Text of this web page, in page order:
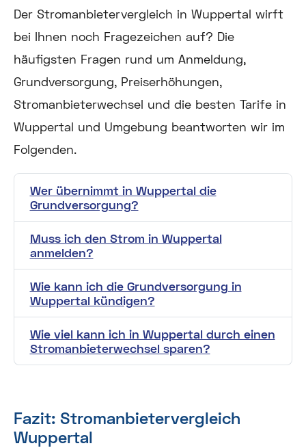
Der Stromanbietervergleich in Wuppertal wirft
bei Ihnen noch Fragezeichen auf? Die
häufigsten Fragen rund um Anmeldung,
Grundversorgung, Preiserhöhungen,
Stromanbieterwechsel und die besten Tarife in
Wuppertal und Umgebung beantworten wir im
Folgenden.
Wer übernimmt in Wuppertal die
Grundversorgung?
Muss ich den Strom in Wuppertal
anmelden?
Wie kann ich die Grundversorgung in
Wuppertal kündigen?
Wie viel kann ich in Wuppertal durch einen
Stromanbieterwechsel sparen?
Fazit: Stromanbietervergleich
Wuppertal